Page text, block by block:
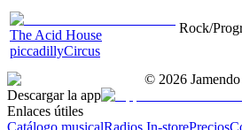
The Acid House
piccadillyCircus
Rock/
© 2026
Descargar la app
Enlaces útiles
Catálogo musicalRadios In-storePrecios